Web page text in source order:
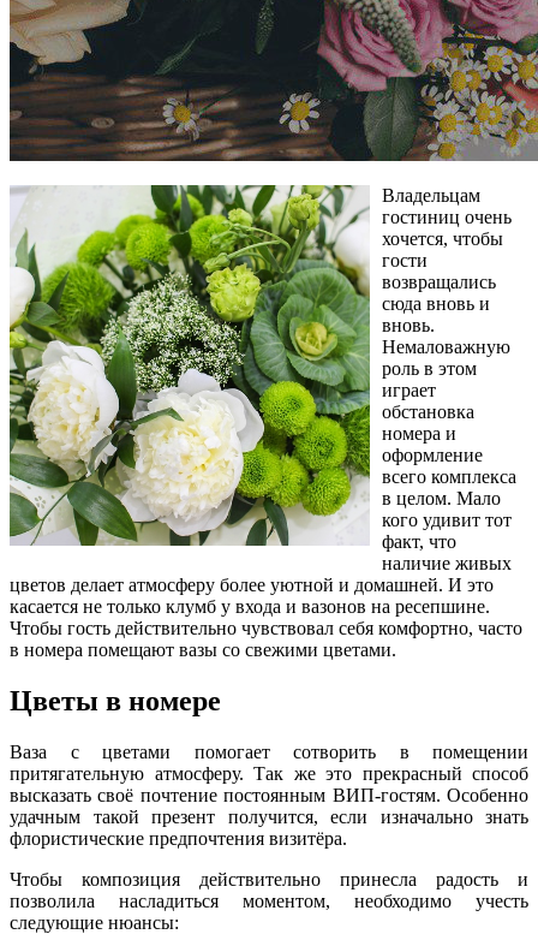
Владельцам
гостиниц очень
хочется, чтобы
гости
возвращались
сюда вновь и
вновь.
Немаловажную
роль в этом
играет
обстановка
номера и
оформление
всего комплекса
в целом. Мало
кого удивит тот
факт, что
наличие живых
цветов делает атмосферу более уютной и домашней. И это
касается не только клумб у входа и вазонов на ресепшине.
Чтобы гость действительно чувствовал себя комфортно, часто
в номера помещают вазы со свежими цветами.
Цветы в номере
Ваза с цветами помогает сотворить в помещении
притягательную атмосферу. Так же это прекрасный способ
высказать своё почтение постоянным ВИП-гостям. Особенно
удачным такой презент получится, если изначально знать
флористические предпочтения визитёра.
Чтобы композиция действительно принесла радость и
позволила насладиться моментом, необходимо учесть
следующие нюансы: